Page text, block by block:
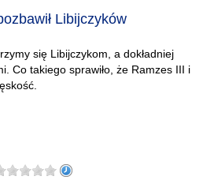
Libijczyków
się Libijczykom, a dokładniej
Co takiego sprawiło, że Ramzes III i